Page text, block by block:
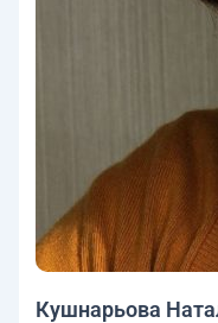
Кушнарьова